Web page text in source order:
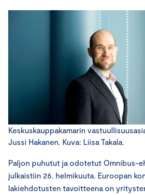
Keskuskauppakamarin
Jussi Hakanen. Kuva: Liisa Takala.
Paljon puhutut ja odotetut Omnibus-
julkaistiin 26. helmikuuta. Euroopan
lakiehdotusten tavoitteena on